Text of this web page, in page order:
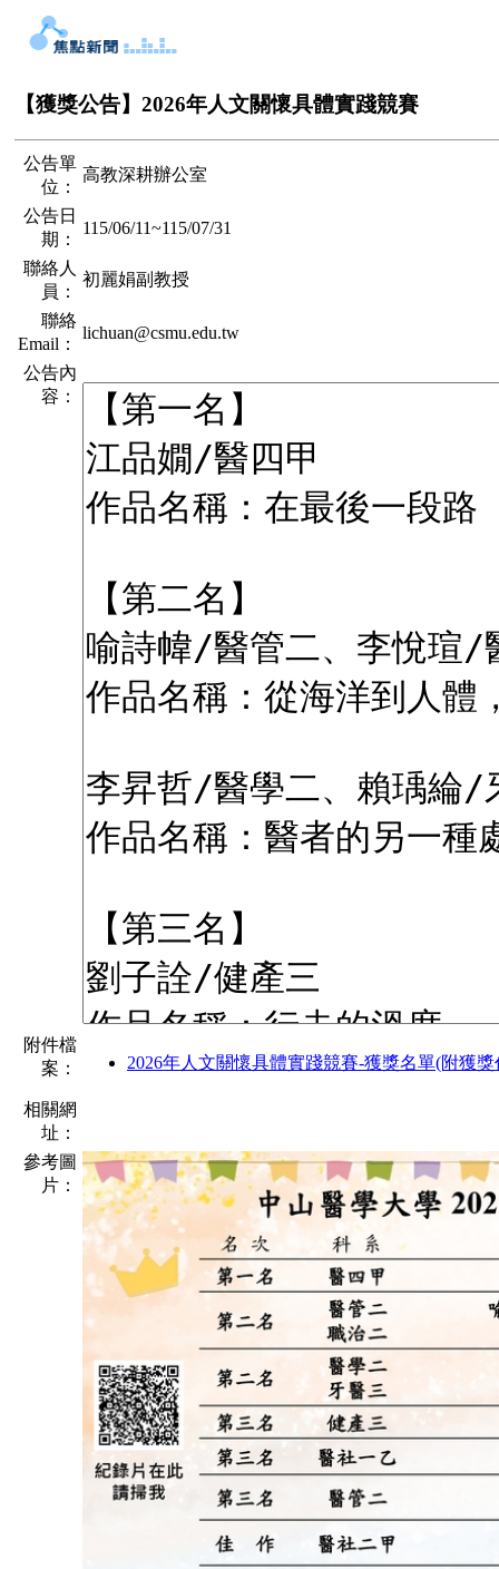
【獲獎公告】2026年人文關懷具體實踐競賽
公告單
位：
高教深耕辦公室
公告日
期：
115/06/11~115/07/31
聯絡人
員：
初麗娟副教授
聯絡
Email：
lichuan@csmu.edu.tw
公告內
容：
附件檔
案：
2026年人文關懷具體實踐競賽-獲獎名單(附獲
相關網
址：
參考圖
片：